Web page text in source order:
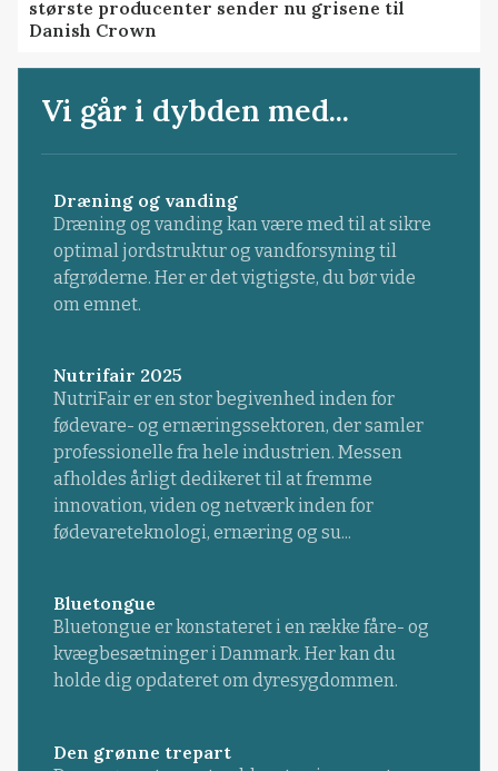
største producenter sender nu grisene til
Danish Crown
Vi går i dybden med...
Dræning og vanding
Dræning og vanding kan være med til at sikre
optimal jordstruktur og vandforsyning til
afgrøderne. Her er det vigtigste, du bør vide
om emnet.
Nutrifair 2025
NutriFair er en stor begivenhed inden for
fødevare- og ernæringssektoren, der samler
professionelle fra hele industrien. Messen
afholdes årligt dedikeret til at fremme
innovation, viden og netværk inden for
fødevareteknologi, ernæring og su...
Bluetongue
Bluetongue er konstateret i en række fåre- og
kvægbesætninger i Danmark. Her kan du
holde dig opdateret om dyresygdommen.
Den grønne trepart